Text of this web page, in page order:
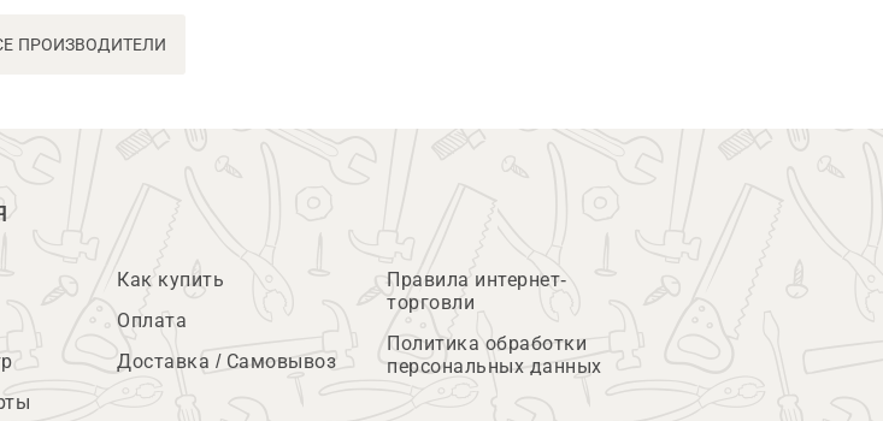
ПРОИЗВОДИТЕЛИ
Как купить
Оплата
Доставка / Самовывоз
Правила интернет-
торговли
Политика обработки
персональных данных